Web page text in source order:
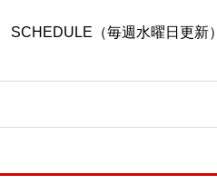
SCHEDULE（毎週水曜日更新）